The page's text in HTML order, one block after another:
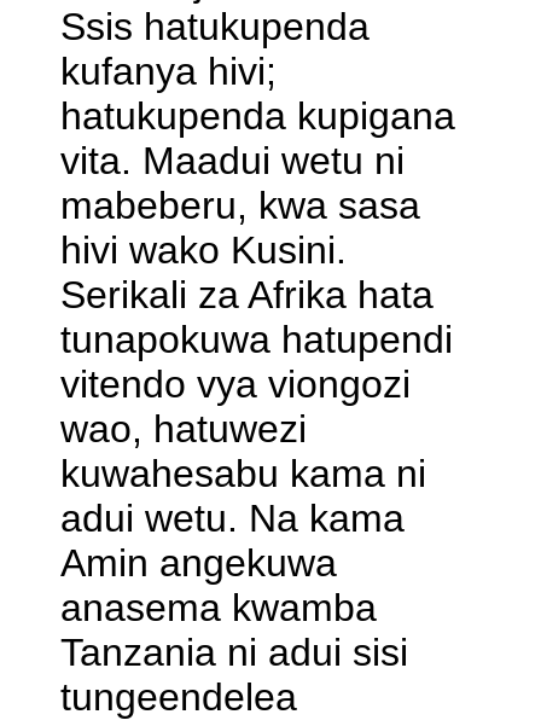
Ssis hatukupenda
kufanya hivi;
hatukupenda kupigana
vita. Maadui wetu ni
mabeberu, kwa sasa
hivi wako Kusini.
Serikali za Afrika hata
tunapokuwa hatupendi
vitendo vya viongozi
wao, hatuwezi
kuwahesabu kama ni
adui wetu. Na kama
Amin angekuwa
anasema kwamba
Tanzania ni adui sisi
tungeendelea